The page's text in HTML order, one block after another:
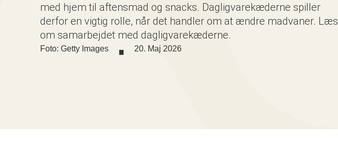
med hjem til aftensmad og snacks. Dagligvarekæderne spiller
derfor en vigtig rolle, når det handler om at ændre madvaner. Læs
om samarbejdet med dagligvarekæderne.
Foto: Getty Images · 20. Maj 2026